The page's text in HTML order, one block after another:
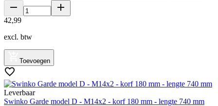
42,99
excl. btw
Toevoegen
Leverbaar
Swinko Garde model D - M14x2 - korf 180 mm - lengte 740 mm